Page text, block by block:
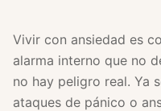
Vivir con ansiedad es
alarma interno que no
no hay peligro real. Ya
ataques de pánico o